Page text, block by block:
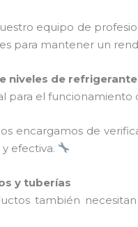
equipo de
para mantener un
niveles de refrigerante
para el funcionamiento
encargamos de
efectiva.
y tuberías
también